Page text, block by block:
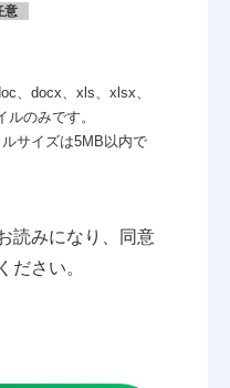
意
、docx、xls、xlsx、
のみです。
サイズは5MB以内で
読みになり、同意
ださい。